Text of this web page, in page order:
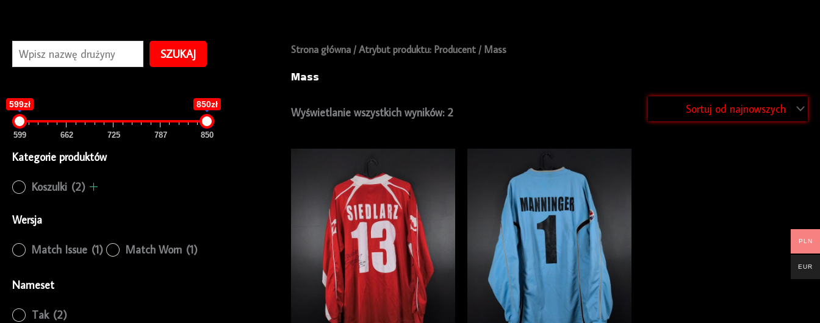
SZUKAJ
599zł 850zł
599 662 725 787 850
Kategorie produktów
Koszulki (2)
Wersja
Match Issue (1) Match Worn (1)
Nameset
Tak (2)
Strona główna / Atrybut produktu: Producent / Mass
Mass
Wyświetlanie wszystkich wyników: 2
PLN
EUR